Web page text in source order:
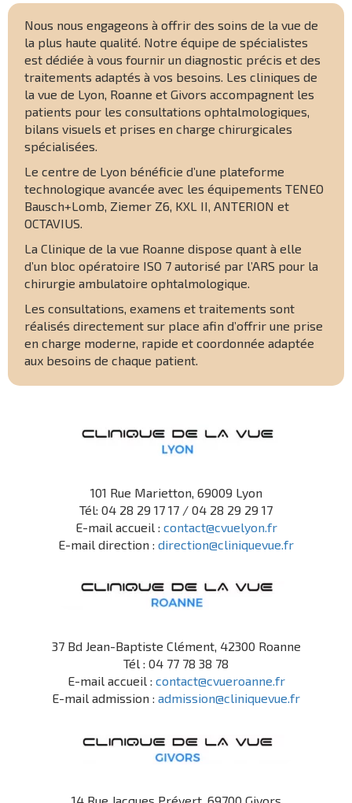
Nous nous engageons à offrir des soins de la vue de
la plus haute qualité. Notre équipe de spécialistes
est dédiée à vous fournir un diagnostic précis et des
traitements adaptés à vos besoins. Les cliniques de
la vue de Lyon, Roanne et Givors accompagnent les
patients pour les consultations ophtalmologiques,
bilans visuels et prises en charge chirurgicales
spécialisées.
Le centre de Lyon bénéficie d’une plateforme
technologique avancée avec les équipements TENEO
Bausch+Lomb, Ziemer Z6, KXL II, ANTERION et
OCTAVIUS.
La Clinique de la vue Roanne dispose quant à elle
d’un bloc opératoire ISO 7 autorisé par l’ARS pour la
chirurgie ambulatoire ophtalmologique.
Les consultations, examens et traitements sont
réalisés directement sur place afin d’offrir une prise
en charge moderne, rapide et coordonnée adaptée
aux besoins de chaque patient.
101 Rue Marietton, 69009 Lyon
Tél: 04 28 29 17 17 / 04 28 29 29 17
E-mail accueil : contact@cvuelyon.fr
E-mail direction : direction@cliniquevue.fr
37 Bd Jean-Baptiste Clément, 42300 Roanne
Tél : 04 77 78 38 78
E-mail accueil : contact@cvueroanne.fr
E-mail admission : admission@cliniquevue.fr